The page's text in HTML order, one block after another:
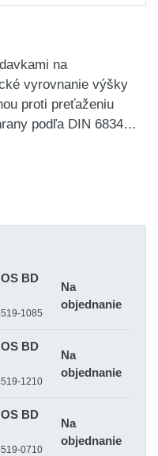
na
vyrovnanie výšky
proti preťaženiu
podľa DIN 6834…
BD
1085
Na
objednanie
BD
1210
Na
objednanie
BD
0710
Na
objednanie